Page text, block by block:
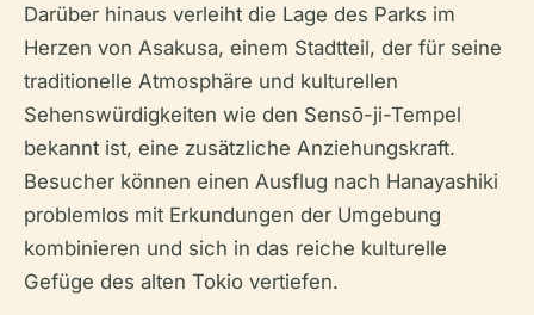
Darüber hinaus verleiht die Lage des Parks im
Herzen von Asakusa, einem Stadtteil, der für seine
traditionelle Atmosphäre und kulturellen
Sehenswürdigkeiten wie den Sensō-ji-Tempel
bekannt ist, eine zusätzliche Anziehungskraft.
Besucher können einen Ausflug nach Hanayashiki
problemlos mit Erkundungen der Umgebung
kombinieren und sich in das reiche kulturelle
Gefüge des alten Tokio vertiefen.